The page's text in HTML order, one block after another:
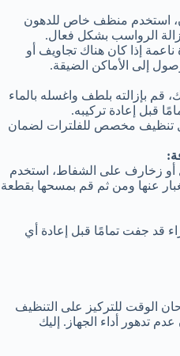
استخدم منظف خاص للدهون
الرواسب بشكل فعال.
إذا كان هناك تجاويف أو
إلى الأماكن الضيقة.
قم بإزالته بلطف واغسله بالماء
قبل إعادة تركيبه.
تنظيف مخصص للفلترات لضمان
أو زخارف على الشفاط، استخدم
عنها ومن ثم قم بمسحها بقطعة
قد جفت تمامًا قبل إعادة أي
حان الوقت للتركيز على التنظيف
تدهور أداء الجهاز. إليك